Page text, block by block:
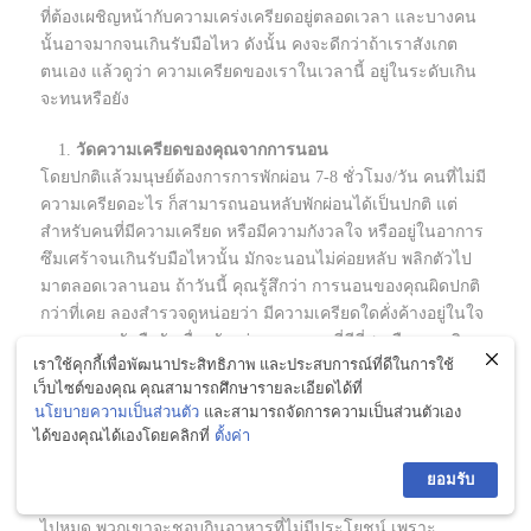
ที่ต้องเผชิญหน้ากับความเคร่งเครียดอยู่ตลอดเวลา และบางคน
นั้นอาจมากจนเกินรับมือไหว ดังนั้น คงจะดีกว่าถ้าเราสังเกต
ตนเอง แล้วดูว่า ความเครียดของเราในเวลานี้ อยู่ในระดับเกิน
จะทนหรือยัง
วัดความเครียดของคุณจากการนอน
โดยปกติแล้วมนุษย์ต้องการการพักผ่อน 7-8 ชั่วโมง/วัน คนที่ไม่มี
ความเครียดอะไร ก็สามารถนอนหลับพักผ่อนได้เป็นปกติ แต่
สำหรับคนที่มีความเครียด หรือมีความกังวลใจ หรืออยู่ในอาการ
ซึมเศร้าจนเกินรับมือไหวนั้น มักจะนอนไม่ค่อยหลับ พลิกตัวไป
มาตลอดเวลานอน ถ้าวันนี้ คุณรู้สึกว่า การนอนของคุณผิดปกติ
กว่าที่เคย ลองสำรวจดูหน่อยว่า มีความเครียดใดคั่งค้างอยู่ในใจ
ลองหาทางรับมือกับเรื่องดังกล่าว และทางที่ดีที่สุด คือ การเดิน
เข้าไปขอคำปรึกษาจากแพทย์ผู้เชี่ยวชาญ
ความเครียดทำให้การกินของคุณเปลี่ยนไป
คนที่ สุขภาพดี ร่างกายไม่มีโรคภัย สภาพจิตใจก็จะดีตาม และ
เหนืออื่นใด พวกเขาก็จะเลือกกินแต่ของที่ดีและมีประโยชน์ต่อ
ตนเอง แต่คนที่ต้องอยู่ภายใต้ความกดดัน ทุกอย่างรอบตัวเร่งรีบ
เราใช้คุกกี้เพื่อพัฒนาประสิทธิภาพ และประสบการณ์ที่ดีในการใช้
เว็บไซต์ของคุณ คุณสามารถศึกษารายละเอียดได้ที่
นโยบายความเป็นส่วนตัว และสามารถจัดการความเป็นส่วนตัวเอง
ได้ของคุณได้เองโดยคลิกที่ ตั้งค่า
ยอมรับ